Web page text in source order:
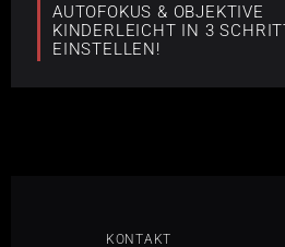
AUTOFOKUS & OBJEKTIVE
KINDERLEICHT IN 3
EINSTELLEN!
KONTAKT